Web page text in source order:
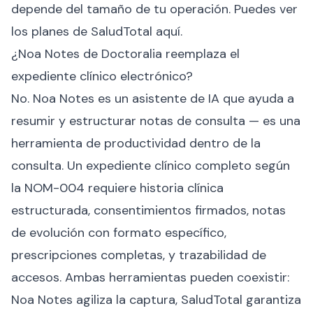
depende del tamaño de tu operación. Puedes ver
los planes de SaludTotal aquí.
¿Noa Notes de Doctoralia reemplaza el
expediente clínico electrónico?
No. Noa Notes es un asistente de IA que ayuda a
resumir y estructurar notas de consulta — es una
herramienta de productividad dentro de la
consulta. Un expediente clínico completo según
la NOM-004 requiere historia clínica
estructurada, consentimientos firmados, notas
de evolución con formato específico,
prescripciones completas, y trazabilidad de
accesos. Ambas herramientas pueden coexistir:
Noa Notes agiliza la captura, SaludTotal garantiza